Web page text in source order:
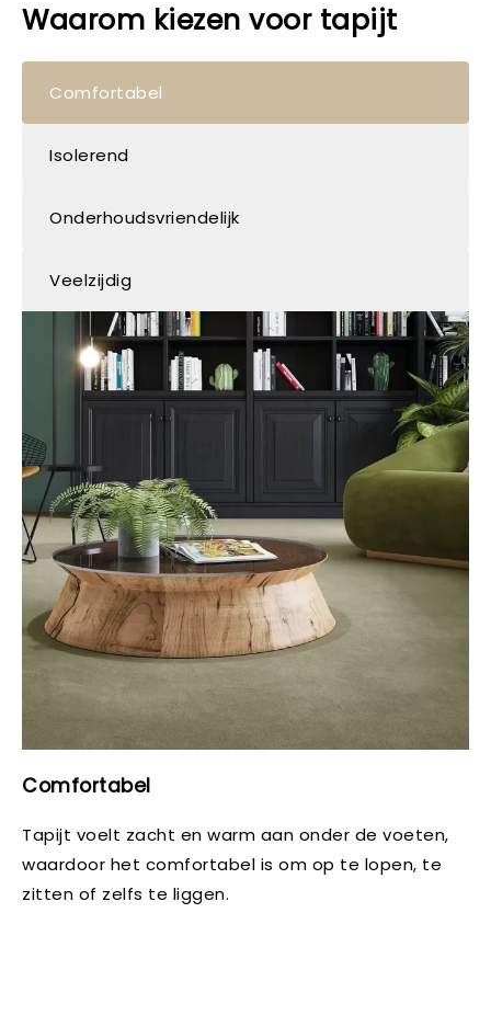
Waarom kiezen voor tapijt
Comfortabel
Tapijt voelt zacht en warm aan onder de voeten,
waardoor het comfortabel is om op te lopen, te
zitten of zelfs te liggen.
Comfortabel
Isolerend
Onderhoudsvriendelijk
Veelzijdig